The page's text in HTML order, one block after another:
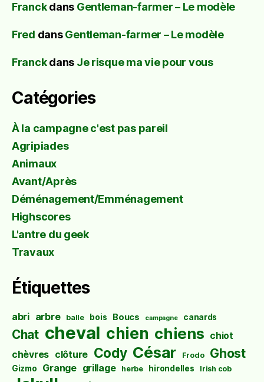
Franckdans Gentleman-farmer – Le modèle
Fred dansGentleman-farmer – Le modèle
Franckdans Je risque ma vie pour vous
Catégories
À la campagne c'est pas pareil
Agripiades
Animaux
Avant/Après
Déménagement/Emménagement
Highscores
L'antre du geek
Travaux
Étiquettes
abri arbre balle bois Boucs campagne canards
Chat cheval chien chiens chiot
chèvres clôture Cody César Frodo Ghost
Gizmo Grange grillage herbe hirondelles Irish cob